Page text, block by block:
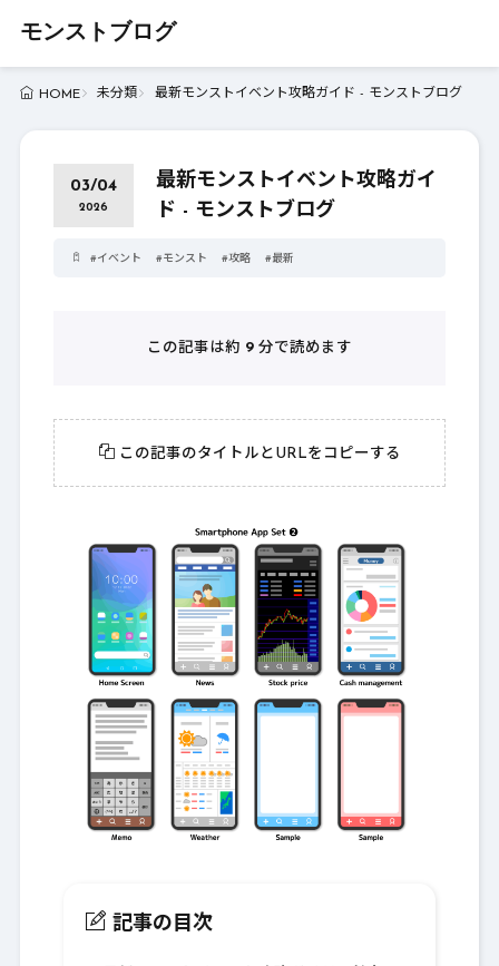
モンストブログ
HOME 未分類 最新モンストイベント攻略ガイド - モンストブログ
03/04
2026
最新モンストイベント攻略ガイ
ド - モンストブログ
#イベント #モンスト #攻略 #最新
この記事は約 9 分で読めます
この記事のタイトルとURLをコピーする
記事の目次